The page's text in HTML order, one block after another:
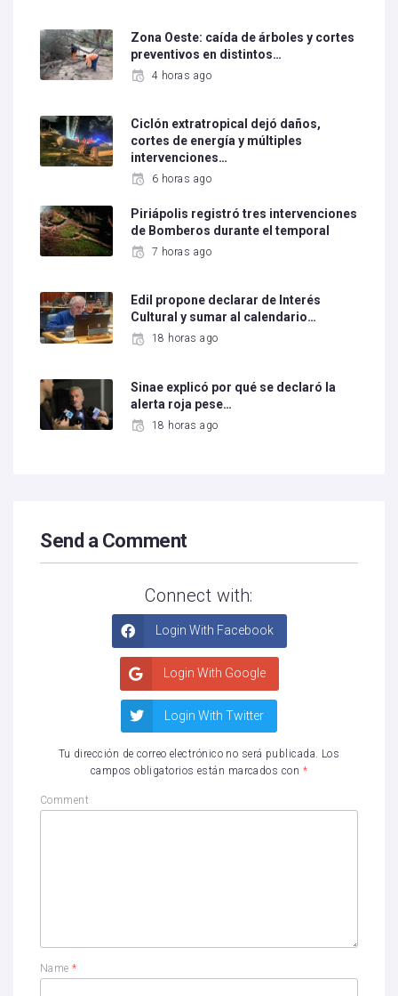
Zona Oeste: caída de árboles y cortes
preventivos en distintos…
4 horas ago
Ciclón extratropical dejó daños,
cortes de energía y múltiples
intervenciones…
6 horas ago
Piriápolis registró tres intervenciones
de Bomberos durante el temporal
7 horas ago
Edil propone declarar de Interés
Cultural y sumar al calendario…
18 horas ago
Sinae explicó por qué se declaró la
alerta roja pese…
18 horas ago
Send a Comment
Connect with:
Login With Facebook
Login With Google
Login With Twitter
Tu dirección de correo electrónico no será publicada. Los
campos obligatorios están marcados con *
Comment
Name*